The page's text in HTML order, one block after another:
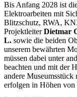
Bis Anfang 2028 ist
Elektroarbeiten mit
Blitzschutz, RWA,
ProjektleiterDietmar
L. sowie die beiden
unserem bewährten
müssen dabei unter
beachten und mit der
andere
erfolgen in Höhen